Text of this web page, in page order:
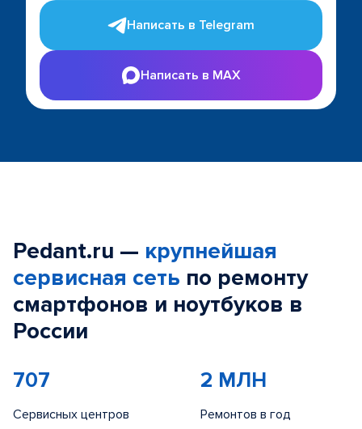
Написать в Telegram
Написать в MAX
Pedant.ru — крупнейшая
сервисная сеть по ремонту
смартфонов и ноутбуков в
России
707
Сервисных центров
2 МЛН
Ремонтов в год